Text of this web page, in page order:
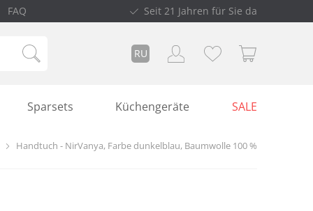
FAQ Seit 21 Jahren für Sie da
RU
Sparsets Küchengeräte SALE
Handtuch - NirVanya, Farbe dunkelblau, Baumwolle 100 %